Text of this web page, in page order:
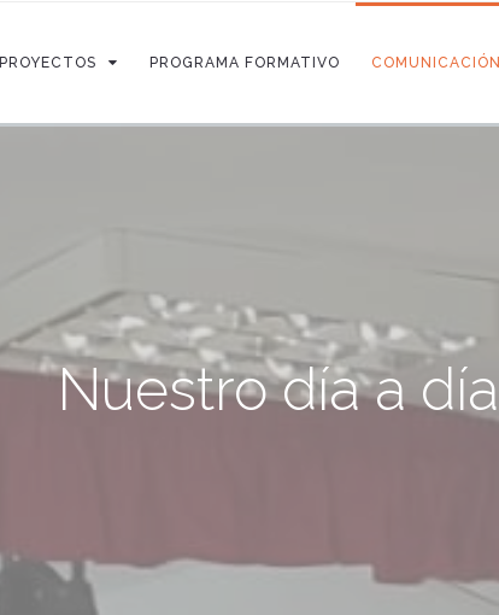
PROYECTOS PROGRAMA FORMATIVO COMUNICACIÓN
Nuestro día a día